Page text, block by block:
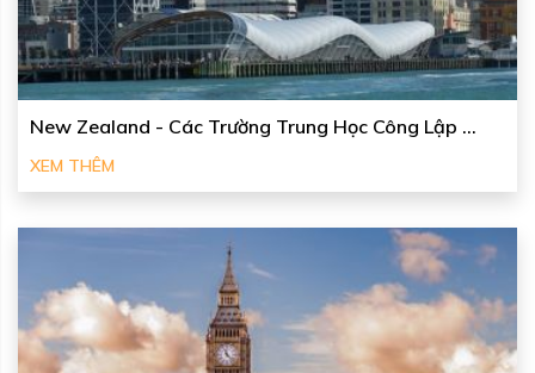
New Zealand - Các Trường Trung Học Công Lập ...
XEM THÊM